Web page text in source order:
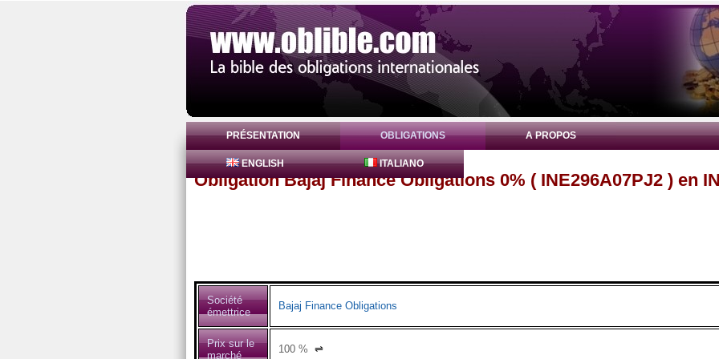
PRÉSENTATION OBLIGATIONS A PROPOS
ENGLISH ITALIANO
Obligation Bajaj Finance Obligations 0% ( INE296A07PJ2 ) en
Société
émettrice
Bajaj Finance Obligations
Prix sur le
marché
100% ⇌